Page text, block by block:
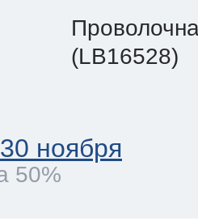
(LB16528)
ноября
50%